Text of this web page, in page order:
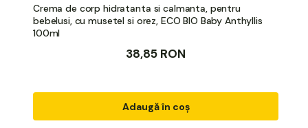
Crema de corp hidratanta si calmanta, pentru
bebelusi, cu musetel si orez, ECO BIO Baby Anthyllis
100ml
38,85 RON
Adaugă în coș